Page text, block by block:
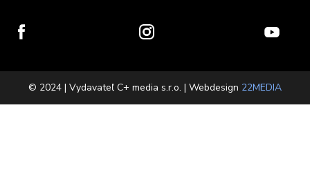
© 2024 | Vydavateľ C+ media s.r.o. | Webdesign 22MEDIA